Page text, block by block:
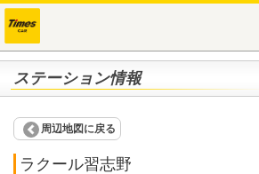
ステーション情報
周辺地図に戻る
ラクール習志野